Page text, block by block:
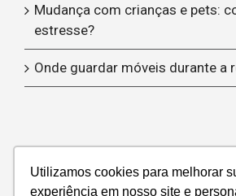
Utilizamos cookies para melhorar
experiência em nosso site e
Mudança com crianças e pets:
estresse?
Onde guardar móveis durante a